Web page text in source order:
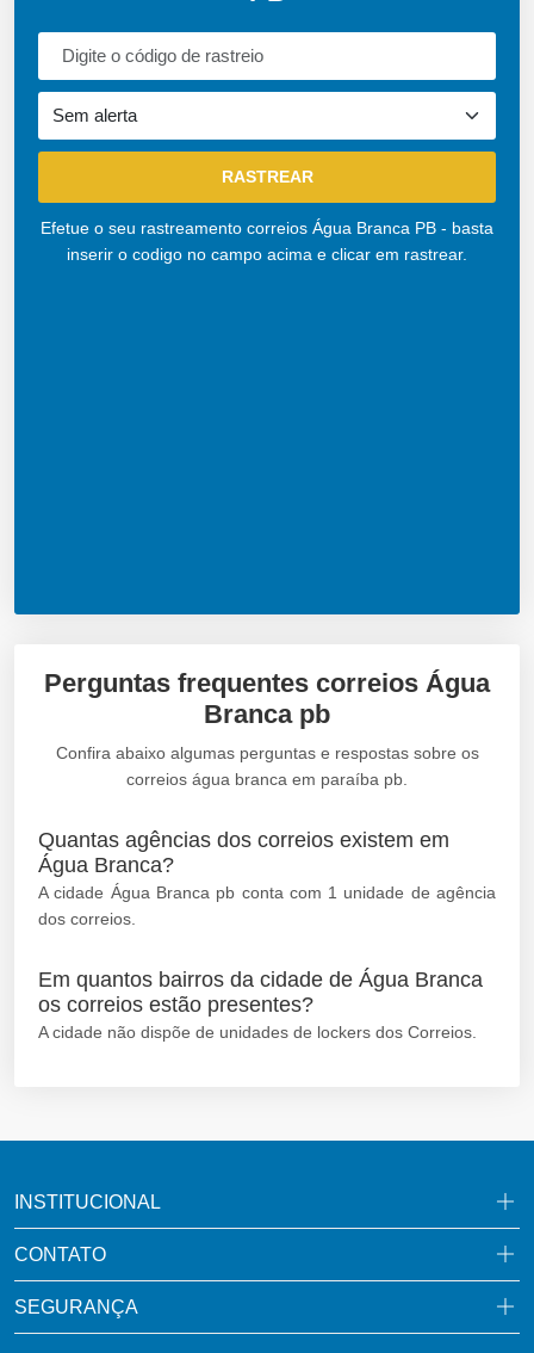
Efetue o seu rastreamento correios Água Branca PB - basta
inserir o codigo no campo acima e clicar em rastrear.
Perguntas frequentes correios Água
Branca pb
Confira abaixo algumas perguntas e respostas sobre os
correios água branca em paraíba pb.
Quantas agências dos correios existem em
Água Branca?
A cidade Água Branca pb conta com 1 unidade de agência
dos correios.
Em quantos bairros da cidade de Água Branca
os correios estão presentes?
A cidade não dispõe de unidades de lockers dos Correios.
INSTITUCIONAL
CONTATO
SEGURANÇA